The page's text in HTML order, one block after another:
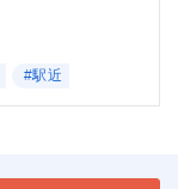
#駅近